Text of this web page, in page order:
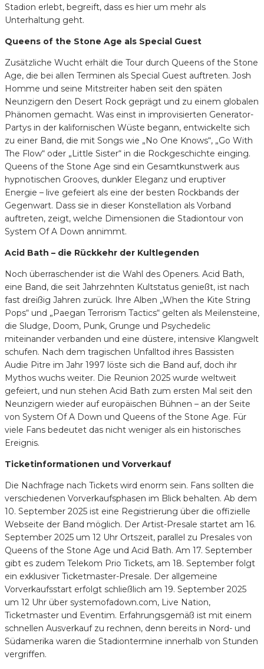
Stadion erlebt, begreift, dass es hier um mehr als
Unterhaltung geht.
Queens of the Stone Age als Special Guest
Zusätzliche Wucht erhält die Tour durch Queens of the Stone
Age, die bei allen Terminen als Special Guest auftreten. Josh
Homme und seine Mitstreiter haben seit den späten
Neunzigern den Desert Rock geprägt und zu einem globalen
Phänomen gemacht. Was einst in improvisierten Generator-
Partys in der kalifornischen Wüste begann, entwickelte sich
zu einer Band, die mit Songs wie „No One Knows“, „Go With
The Flow“ oder „Little Sister“ in die Rockgeschichte einging.
Queens of the Stone Age sind ein Gesamtkunstwerk aus
hypnotischen Grooves, dunkler Eleganz und eruptiver
Energie – live gefeiert als eine der besten Rockbands der
Gegenwart. Dass sie in dieser Konstellation als Vorband
auftreten, zeigt, welche Dimensionen die Stadiontour von
System Of A Down annimmt.
Acid Bath – die Rückkehr der Kultlegenden
Noch überraschender ist die Wahl des Openers. Acid Bath,
eine Band, die seit Jahrzehnten Kultstatus genießt, ist nach
fast dreißig Jahren zurück. Ihre Alben „When the Kite String
Pops“ und „Paegan Terrorism Tactics“ gelten als Meilensteine,
die Sludge, Doom, Punk, Grunge und Psychedelic
miteinander verbanden und eine düstere, intensive Klangwelt
schufen. Nach dem tragischen Unfalltod ihres Bassisten
Audie Pitre im Jahr 1997 löste sich die Band auf, doch ihr
Mythos wuchs weiter. Die Reunion 2025 wurde weltweit
gefeiert, und nun stehen Acid Bath zum ersten Mal seit den
Neunzigern wieder auf europäischen Bühnen – an der Seite
von System Of A Down und Queens of the Stone Age. Für
viele Fans bedeutet das nicht weniger als ein historisches
Ereignis.
Ticketinformationen und Vorverkauf
Die Nachfrage nach Tickets wird enorm sein. Fans sollten die
verschiedenen Vorverkaufsphasen im Blick behalten. Ab dem
10. September 2025 ist eine Registrierung über die offizielle
Webseite der Band möglich. Der Artist-Presale startet am 16.
September 2025 um 12 Uhr Ortszeit, parallel zu Presales von
Queens of the Stone Age und Acid Bath. Am 17. September
gibt es zudem Telekom Prio Tickets, am 18. September folgt
ein exklusiver Ticketmaster-Presale. Der allgemeine
Vorverkaufsstart erfolgt schließlich am 19. September 2025
um 12 Uhr über systemofadown.com, Live Nation,
Ticketmaster und Eventim. Erfahrungsgemäß ist mit einem
schnellen Ausverkauf zu rechnen, denn bereits in Nord- und
Südamerika waren die Stadiontermine innerhalb von Stunden
vergriffen.